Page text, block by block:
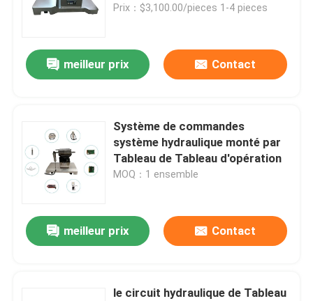
d'opération
Prix：$3,100.00/pieces 1-4 pieces
meilleur prix Contact
Système de commandes
système hydraulique monté par
Tableau de Tableau d'opération
MOQ：1 ensemble
meilleur prix Contact
le circuit hydraulique de Tableau